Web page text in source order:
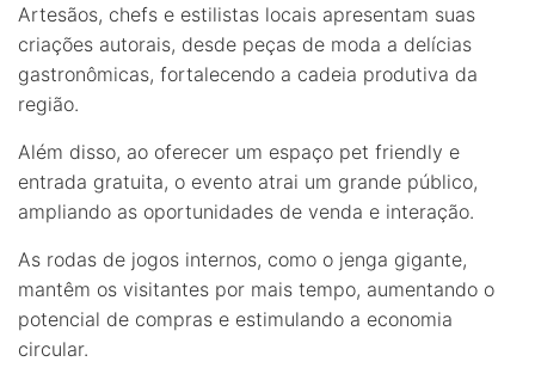
Artesãos, chefs e estilistas locais apresentam suas
criações autorais, desde peças de moda a delícias
gastronômicas, fortalecendo a cadeia produtiva da
região.
Além disso, ao oferecer um espaço pet friendly e
entrada gratuita, o evento atrai um grande público,
ampliando as oportunidades de venda e interação.
As rodas de jogos internos, como o jenga gigante,
mantêm os visitantes por mais tempo, aumentando o
potencial de compras e estimulando a economia
circular.